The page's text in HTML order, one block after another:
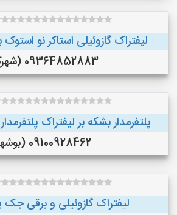
لیفتراک گازوئیلی استاکر نو
09364852883 (شهرکرد)
پلتفرمدار بشکه بر لیفتراک
09100928462 (بوشهر)
لیفتراک گازوئیلی و برقی جک